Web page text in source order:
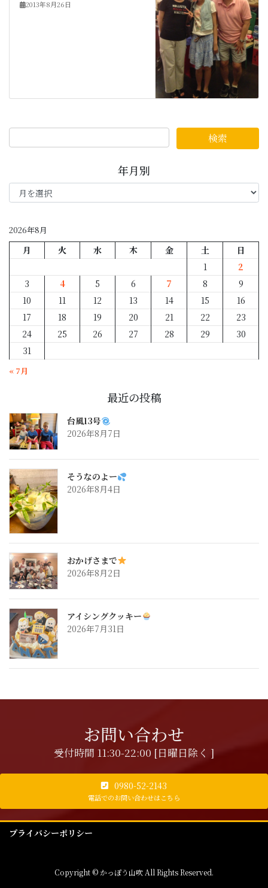
2013年8月26日
年月別
年
月
2026年8月
月 火 水 木 金 土
日
1
2
3
4 5 6 7 8
9
10
11 12 13 14 15
16
17
18 19 20 21 22
23
24
25 26 27 28 29
30
31
« 7月
最近の投稿
台風13号
2026年8月7日
そうなのよー
2026年8月4日
おかげさまで
2026年8月2日
アイシングクッキー
2026年7月31日
お問い合わせ
受付時間 11:30-22:00 [日曜日除く ]
0980-52-2143
電話でのお問い合わせはこちら
プライバシーポリシー
Copyright © かっぽう山吹 All Rights Reserved.